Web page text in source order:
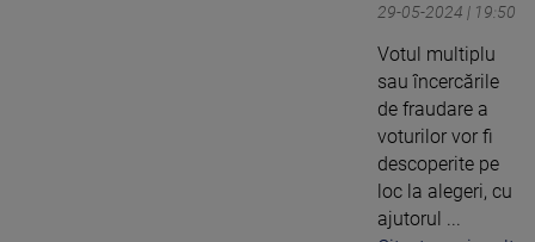
29-05-2024 | 19:50
Votul multiplu
sau încercările
de fraudare a
voturilor vor fi
descoperite pe
loc la alegeri, cu
ajutorul ...